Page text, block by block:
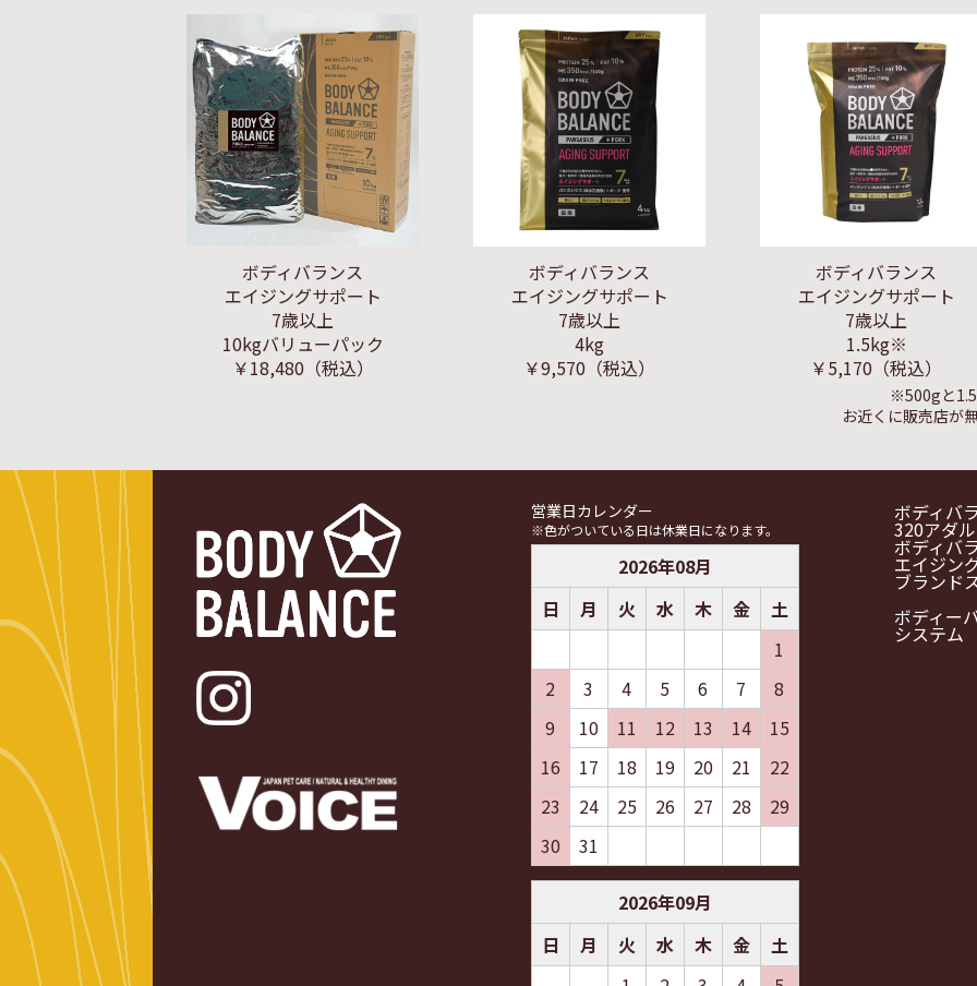
ボディバランス
エイジングサポート
7歳以上
10kgバリューパック
￥18,480 （税込）
ボディバランス
エイジングサポート
7歳以上
4kg
￥9,570 （税込）
ボディバランス
エイジングサポート
7歳以上
1.5kg※
￥5,170 （税込）
※500gと
お近くに販売店が
営業日カレンダー
※色がついている日は休業日になります。
2026年08月
日
月 火 水 木 金
土
1
2
3 4 5 6 7
8
9
10 11 12 13 14
15
16
17 18 19 20 21
22
23
24 25 26 27 28
29
30
31
2026年09月
日
月 火 水 木 金
土
ボディバ
320アダ
ボディバ
エイジン
ブランド
ボディー
システム